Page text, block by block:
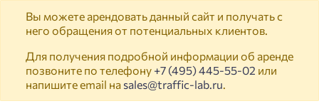
Вы можете арендовать данный сайт и получать с
него обращения от потенциальных клиентов.
Для получения подробной информации об аренде
позвоните по телефону +7 (495) 445-55-02 или
напишите email на sales@traffic-lab.ru.